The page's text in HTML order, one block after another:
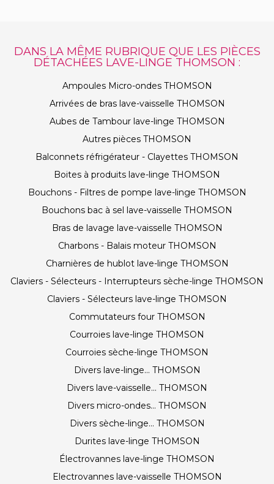
DANS LA MÊME RUBRIQUE QUE LES PIÈCES
DÉTACHÉES LAVE-LINGE THOMSON :
Ampoules Micro-ondes THOMSON
Arrivées de bras lave-vaisselle THOMSON
Aubes de Tambour lave-linge THOMSON
Autres pièces THOMSON
Balconnets réfrigérateur - Clayettes THOMSON
Boites à produits lave-linge THOMSON
Bouchons - Filtres de pompe lave-linge THOMSON
Bouchons bac à sel lave-vaisselle THOMSON
Bras de lavage lave-vaisselle THOMSON
Charbons - Balais moteur THOMSON
Charnières de hublot lave-linge THOMSON
Claviers - Sélecteurs - Interrupteurs sèche-linge THOMSON
Claviers - Sélecteurs lave-linge THOMSON
Commutateurs four THOMSON
Courroies lave-linge THOMSON
Courroies sèche-linge THOMSON
Divers lave-linge... THOMSON
Divers lave-vaisselle... THOMSON
Divers micro-ondes... THOMSON
Divers sèche-linge... THOMSON
Durites lave-linge THOMSON
Électrovannes lave-linge THOMSON
Electrovannes lave-vaisselle THOMSON